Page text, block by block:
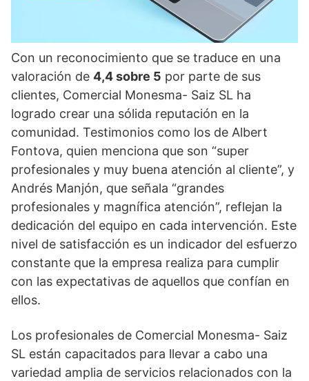
Con un reconocimiento que se traduce en una
valoración de 4,4 sobre 5 por parte de sus
clientes, Comercial Monesma- Saiz SL ha
logrado crear una sólida reputación en la
comunidad. Testimonios como los de Albert
Fontova, quien menciona que son “super
profesionales y muy buena atención al cliente”, y
Andrés Manjón, que señala “grandes
profesionales y magnífica atención”, reflejan la
dedicación del equipo en cada intervención. Este
nivel de satisfacción es un indicador del esfuerzo
constante que la empresa realiza para cumplir
con las expectativas de aquellos que confían en
ellos.
Los profesionales de Comercial Monesma- Saiz
SL están capacitados para llevar a cabo una
variedad amplia de servicios relacionados con la